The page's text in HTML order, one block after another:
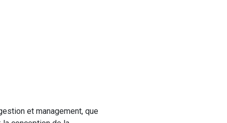
et management, que